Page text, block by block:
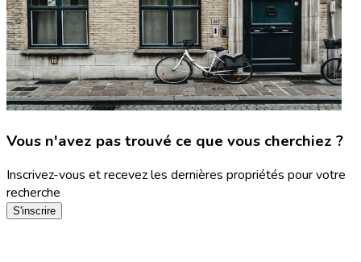
Vous n'avez pas trouvé ce que vous cherchiez ?
Inscrivez-vous et recevez les dernières propriétés pour votre
recherche
S'inscrire